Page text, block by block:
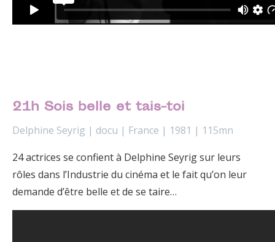
21h Sois belle et tais-toi
Delphine Seyrig | docu | France | 1981 | 115mn
24 actrices se confient à Delphine Seyrig sur leurs
rôles dans l’Industrie du cinéma et le fait qu’on leur
demande d’être belle et de se taire…